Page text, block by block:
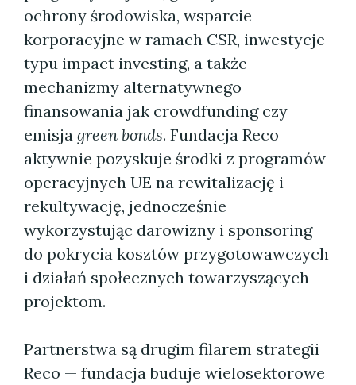
ochrony środowiska, wsparcie
korporacyjne w ramach CSR, inwestycje
typu impact investing, a także
mechanizmy alternatywnego
finansowania jak crowdfunding czy
emisja green bonds. Fundacja Reco
aktywnie pozyskuje środki z programów
operacyjnych UE na rewitalizację i
rekultywację, jednocześnie
wykorzystując darowizny i sponsoring
do pokrycia kosztów przygotowawczych
i działań społecznych towarzyszących
projektom.
Partnerstwa są drugim filarem strategii
Reco — fundacja buduje wielosektorowe